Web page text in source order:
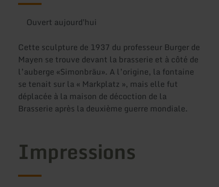
Ouvert aujourd'hui
Cette sculpture de 1937 du professeur Burger de
Mayen se trouve devant la brasserie et à côté de
l’auberge «Simonbräu». A l’origine, la fontaine
se tenait sur la « Markplatz », mais elle fut
déplacée à la maison de décoction de la
Brasserie après la deuxième guerre mondiale.
Impressions